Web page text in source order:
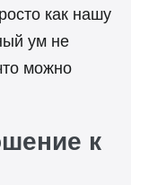
как нашу
ум не
можно
к